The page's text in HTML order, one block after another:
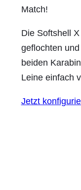
Match!
Die Softshell
geflochten
beiden
Leine einfach
Jetzt